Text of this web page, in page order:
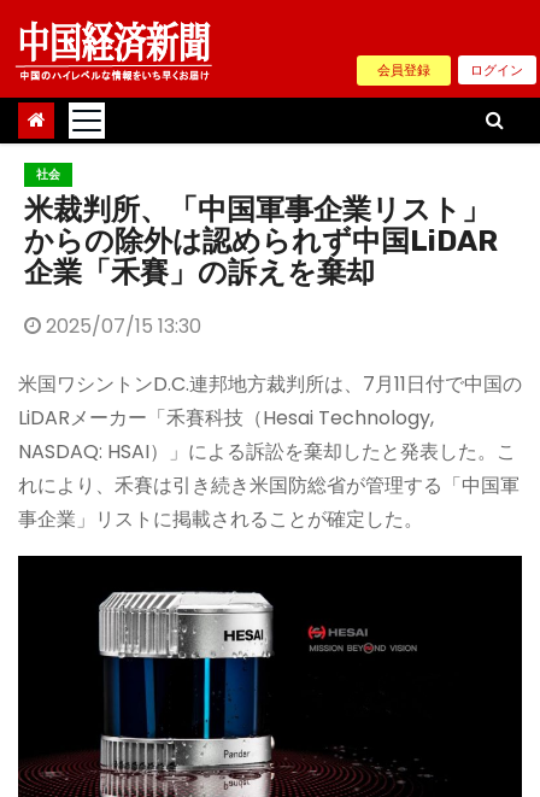
Skip
content
会員登録 ログイン
社会
米裁判所、「中国軍事企業リスト」
からの除外は認められず中国LiDAR
企業「禾賽」の訴えを棄却
2025/07/15 13:30
米国ワシントンD.C.連邦地方裁判所は、7月11日付で中国の
LiDARメーカー「禾賽科技（Hesai Technology,
NASDAQ: HSAI）」による訴訟を棄却したと発表した。こ
れにより、禾賽は引き続き米国防総省が管理する「中国軍
事企業」リストに掲載されることが確定した。